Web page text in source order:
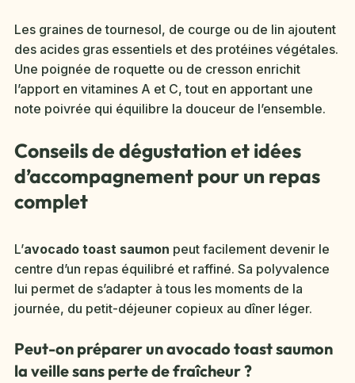
Les graines de tournesol, de courge ou de lin ajoutent
des acides gras essentiels et des protéines végétales.
Une poignée de roquette ou de cresson enrichit
l’apport en vitamines A et C, tout en apportant une
note poivrée qui équilibre la douceur de l’ensemble.
Conseils de dégustation et idées
d’accompagnement pour un repas
complet
L’avocado toast saumon peut facilement devenir le
centre d’un repas équilibré et raffiné. Sa polyvalence
lui permet de s’adapter à tous les moments de la
journée, du petit-déjeuner copieux au dîner léger.
Peut-on préparer un avocado toast saumon
la veille sans perte de fraîcheur ?